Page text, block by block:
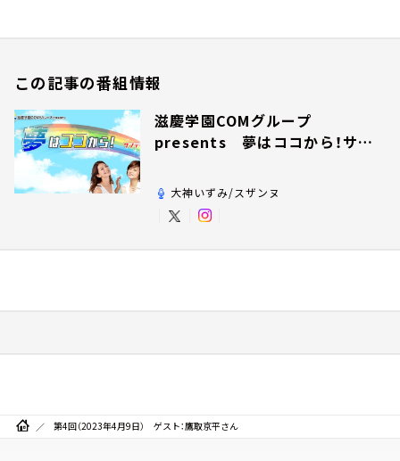
この記事の番組情報
滋慶学園COMグループ
presents 夢はココから！サン
大神いずみ/スザンヌ
第4回（2023年4月9日） ゲスト：鷹取京平さん